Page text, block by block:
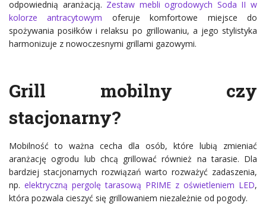
odpowiednią aranżacją. Zestaw mebli ogrodowych Soda II w
kolorze antracytowym oferuje komfortowe miejsce do
spożywania posiłków i relaksu po grillowaniu, a jego stylistyka
harmonizuje z nowoczesnymi grillami gazowymi.
Grill mobilny czy
stacjonarny?
Mobilność to ważna cecha dla osób, które lubią zmieniać
aranżację ogrodu lub chcą grillować również na tarasie. Dla
bardziej stacjonarnych rozwiązań warto rozważyć zadaszenia,
np. elektryczną pergolę tarasową PRIME z oświetleniem LED,
która pozwala cieszyć się grillowaniem niezależnie od pogody.